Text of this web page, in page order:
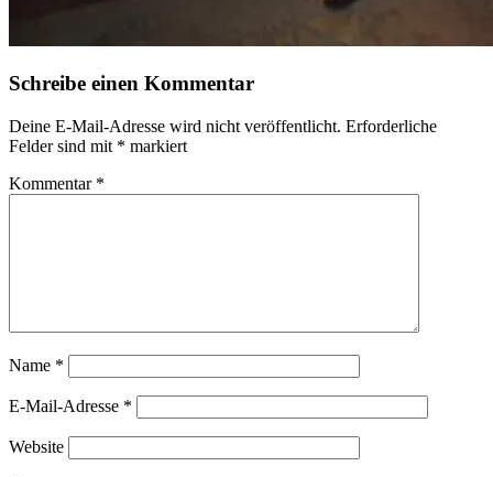
Schreibe einen Kommentar
Deine E-Mail-Adresse wird nicht veröffentlicht. Erforderliche
Felder sind mit * markiert
Kommentar *
Name *
E-Mail-Adresse *
Website